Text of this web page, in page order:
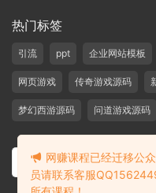
热门标签
引流 ppt 企业网站模板
网页游戏 传奇游戏源码
梦幻西游源码 问道游戏源码
网赚课程已经迁移公
员请联系客服